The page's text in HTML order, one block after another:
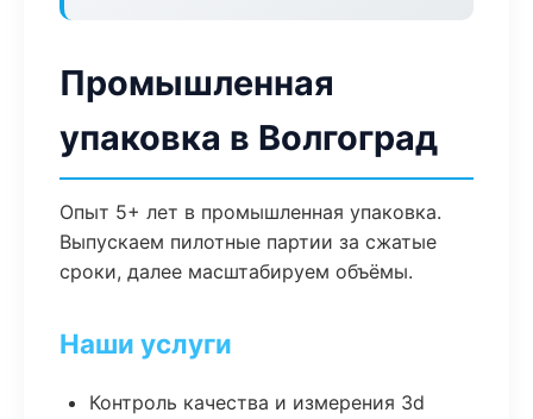
Промышленная
упаковка в Волгоград
Опыт 5+ лет в промышленная упаковка.
Выпускаем пилотные партии за сжатые
сроки, далее масштабируем объёмы.
Наши услуги
Контроль качества и измерения 3d